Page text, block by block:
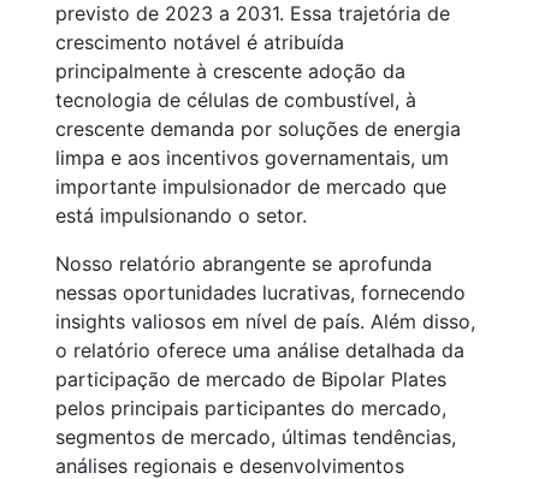
previsto de 2023 a 2031. Essa trajetória de
crescimento notável é atribuída
principalmente à crescente adoção da
tecnologia de células de combustível, à
crescente demanda por soluções de energia
limpa e aos incentivos governamentais, um
importante impulsionador de mercado que
está impulsionando o setor.
Nosso relatório abrangente se aprofunda
nessas oportunidades lucrativas, fornecendo
insights valiosos em nível de país. Além disso,
o relatório oferece uma análise detalhada da
participação de mercado de Bipolar Plates
pelos principais participantes do mercado,
segmentos de mercado, últimas tendências,
análises regionais e desenvolvimentos